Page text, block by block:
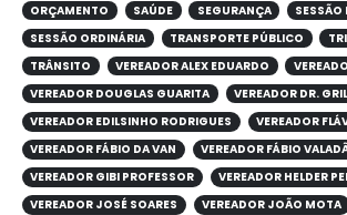
ORÇAMENTO
SAÚDE SEGURANÇA
SESSÃO
SESSÃO ORDINÁRIA
TRANSPORTE PÚBLICO
TRÂNSITO
VEREADOR ALEX EDUARDO
VEREADOR DOUGLAS GUARITA
VEREADOR DR.
VEREADOR EDILSINHO RODRIGUES
VEREADOR
VEREADOR FÁBIO DA VAN
VEREADOR FÁBIO
VEREADOR GIBI PROFESSOR
VEREADOR HELDER
VEREADOR JOSÉ SOARES
VEREADOR JOÃO MOTA